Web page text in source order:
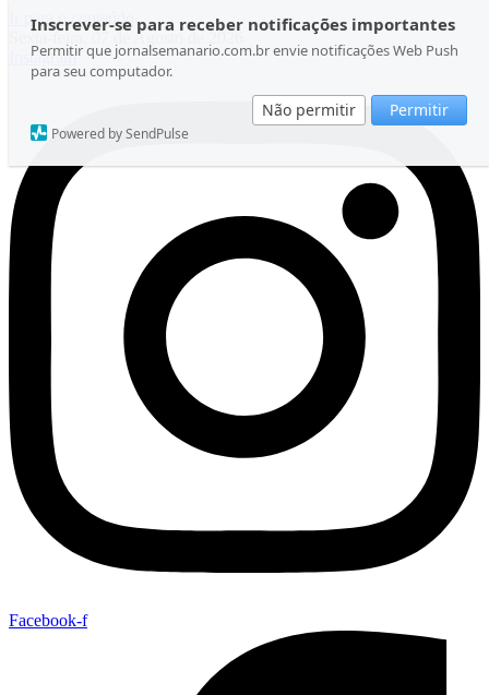
Inscrever-se para receber notificações importantes
Permitir que jornalsemanario.com.br envie notificações Web Push
para seu computador.
Não permitir Permitir
Powered by SendPulse
Ir para o conteúdo
Sexta-feira, 07 de Agosto de 2026
Instagram
Facebook-f